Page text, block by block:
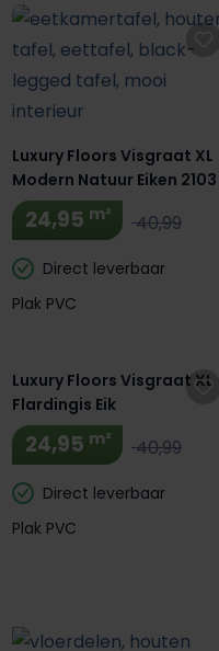
Luxury Floors Visgraat XL
Modern Natuur Eiken 2103
24,95 m² 40,99
Direct leverbaar
Plak PVC
Luxury Floors Visgraat XL
Flardingis Eik
24,95 m² 40,99
Direct leverbaar
Plak PVC